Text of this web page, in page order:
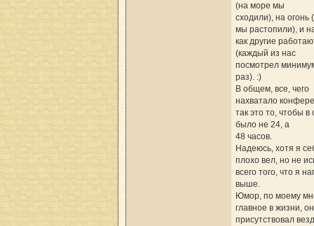
(на море мы
сходили), на огонь
мы растопили), и
как другие
(каждый из нас
посмотрел
раз). :)
В общем, все, чего
нахватало
так это то, чтобы в
было не 24, а
48 часов.
Надеюсь, хотя я
плохо вел, но не
всего того, что я
выше.
Юмор, по моему
главное в жизни, он
присутствовал